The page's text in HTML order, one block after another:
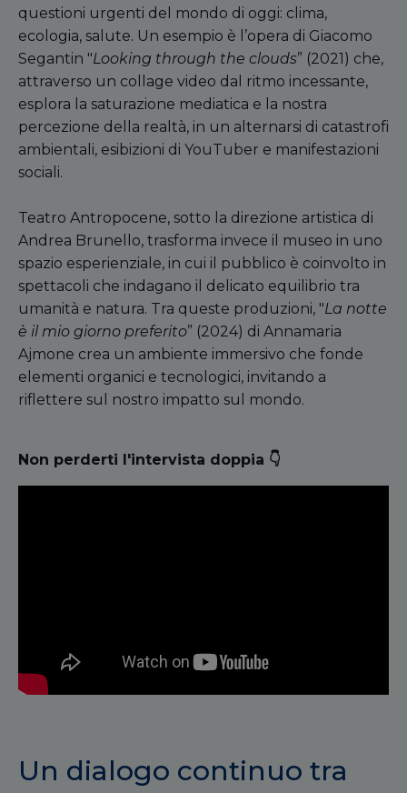
questioni urgenti del mondo di oggi: clima,
ecologia, salute. Un esempio è l’opera di Giacomo
Segantin "Looking through the clouds” (2021) che,
attraverso un collage video dal ritmo incessante,
esplora la saturazione mediatica e la nostra
percezione della realtà, in un alternarsi di catastrofi
ambientali, esibizioni di YouTuber e manifestazioni
sociali.
Teatro Antropocene, sotto la direzione artistica di
Andrea Brunello, trasforma invece il museo in uno
spazio esperienziale, in cui il pubblico è coinvolto in
spettacoli che indagano il delicato equilibrio tra
umanità e natura. Tra queste produzioni, "La notte
è il mio giorno preferito” (2024) di Annamaria
Ajmone crea un ambiente immersivo che fonde
elementi organici e tecnologici, invitando a
riflettere sul nostro impatto sul mondo.
Non perderti l'intervista doppia 👇
Un dialogo continuo tra